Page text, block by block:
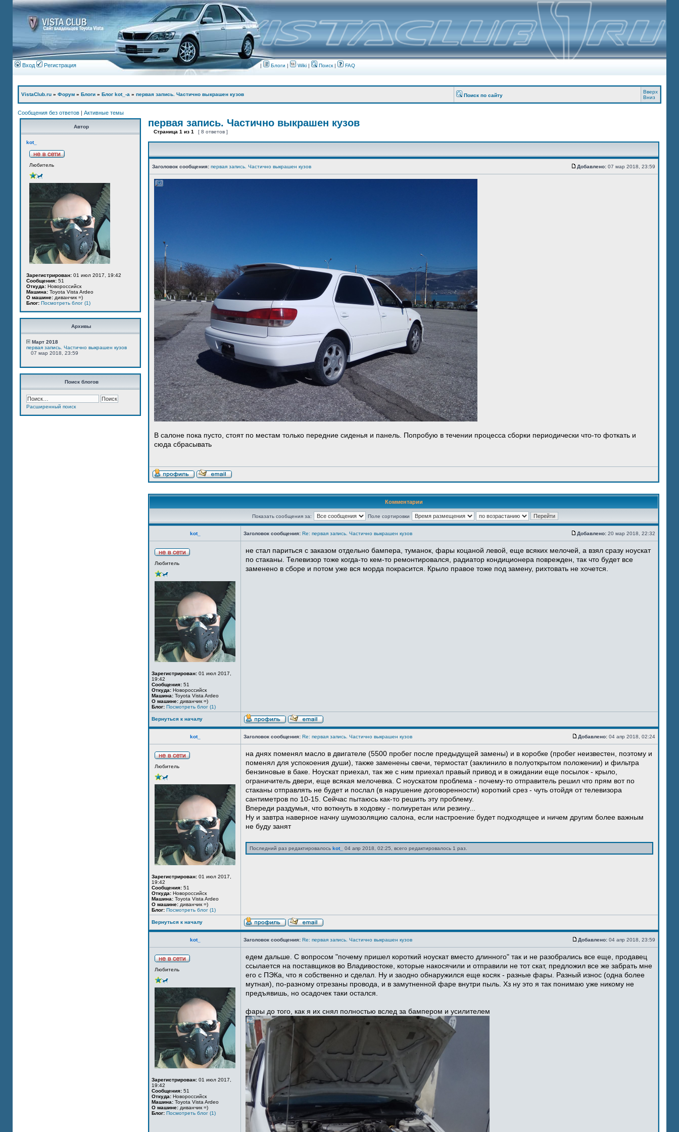
Вход Регистрация | Блоги | Wiki | Поиск| FAQ
VistaClub.ru » Форум » Блоги » Блог kot_-а » первая запись. Частично выкрашен кузов Поиск по сайту
Вверх
Вниз
Сообщения без ответов | Активные темы
Автор
kot_
Любитель
Зарегистрирован: 01 июл 2017, 19:42
Сообщения: 51
Откуда: Новороссийск
Машина: Toyota Vista Ardeo
О машине: диванчик =)
Блог: Посмотреть блог (1)
Архивы
Март 2018
первая запись. Частично выкрашен кузов
07 мар 2018, 23:59
Поиск блогов
Расширенный поиск
первая запись. Частично выкрашен кузов
Страница 1 из 1 [ 8 ответов ]
Заголовок сообщения: первая запись. Частично выкрашен кузов Добавлено: 07 мар 2018, 23:59
В салоне пока пусто, стоят по местам только передние сиденья и панель. Попробую в течении процесса сборки периодически что-то фоткать и
сюда сбрасывать
Комментарии
Показать сообщения за: Поле сортировки
kot_ Заголовок сообщения: Re: первая запись. Частично выкрашен кузов Добавлено: 20 мар 2018, 22:32
Любитель
Зарегистрирован: 01 июл 2017,
19:42
Сообщения: 51
Откуда: Новороссийск
Машина: Toyota Vista Ardeo
О машине: диванчик =)
Блог: Посмотреть блог (1)
не стал париться с заказом отдельно бампера, туманок, фары коцаной левой, еще всяких мелочей, а взял сразу ноускат
по стаканы. Телевизор тоже когда-то кем-то ремонтировался, радиатор кондиционера поврежден, так что будет все
заменено в сборе и потом уже вся морда покрасится. Крыло правое тоже под замену, рихтовать не хочется.
Вернуться к началу
kot_ Заголовок сообщения: Re: первая запись. Частично выкрашен кузов Добавлено: 04 апр 2018, 02:24
Любитель
Зарегистрирован: 01 июл 2017,
19:42
Сообщения: 51
Откуда: Новороссийск
Машина: Toyota Vista Ardeo
О машине: диванчик =)
Блог: Посмотреть блог (1)
на днях поменял масло в двигателе (5500 пробег после предыдущей замены) и в коробке (пробег неизвестен, поэтому и
поменял для успокоения души), также заменены свечи, термостат (заклинило в полуоткрытом положении) и фильтра
бензиновые в баке. Ноускат приехал, так же с ним приехал правый привод и в ожидании еще посылок - крыло,
ограничитель двери, еще всякая мелочевка. С ноускатом проблема - почему-то отправитель решил что прям вот по
стаканы отправлять не будет и послал (в нарушение договоренности) короткий срез - чуть отойдя от телевизора
сантиметров по 10-15. Сейчас пытаюсь как-то решить эту проблему.
Впереди раздумья, что воткнуть в ходовку - полиуретан или резину...
Ну и завтра наверное начну шумозоляцию салона, если настроение будет подходящее и ничем другим более важным
не буду занят
Последний раз редактировалось kot_ 04 апр 2018, 02:25, всего редактировалось 1 раз.
Вернуться к началу
kot_ Заголовок сообщения: Re: первая запись. Частично выкрашен кузов Добавлено: 04 апр 2018, 23:59
Любитель
Зарегистрирован: 01 июл 2017,
19:42
Сообщения: 51
Откуда: Новороссийск
Машина: Toyota Vista Ardeo
О машине: диванчик =)
Блог: Посмотреть блог (1)
едем дальше. С вопросом "почему пришел короткий ноускат вместо длинного" так и не разобрались все еще, продавец
ссылается на поставщиков во Владивостоке, которые накосячили и отправили не тот скат, предложил все же забрать мне
его с ПЭКа, что я собственно и сделал. Ну и заодно обнаружился еще косяк - разные фары. Разный износ (одна более
мутная), по-разному отрезаны провода, и в замутненной фаре внутри пыль. Хз ну это я так понимаю уже никому не
предъявишь, но осадочек таки остался.
фары до того, как я их снял полностью вслед за бампером и усилителем